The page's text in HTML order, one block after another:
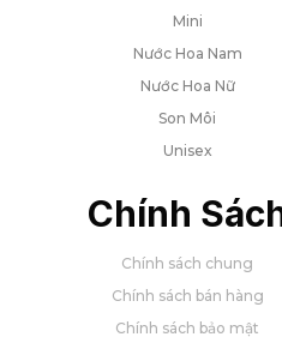
Mini
Nước Hoa Nam
Nước Hoa Nữ
Son Môi
Unisex
Chính
Chính sách chung
Chính sách bán hàng
Chính sách bảo mật